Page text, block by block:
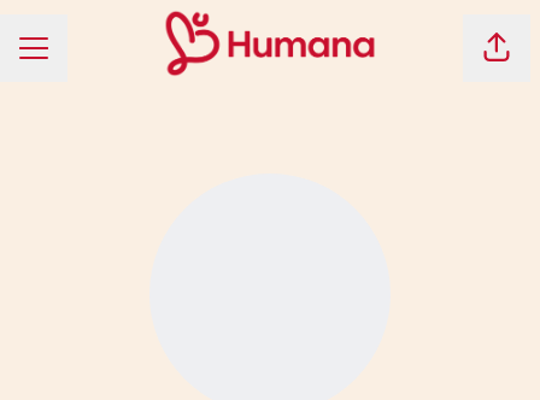
KARRIÄRMENY Dela